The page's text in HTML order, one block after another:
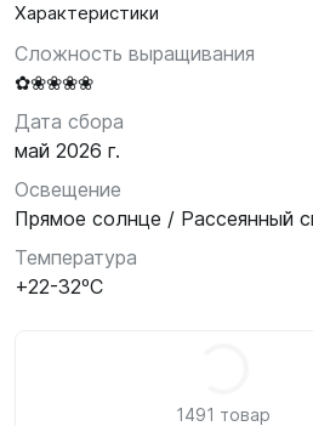
Характеристики
Сложность выращивания
✿❀❀❀❀
Дата сбора
май 2026 г.
Освещение
Прямое солнце / Рассеянный
Температура
+22-32ºC
1491 товар